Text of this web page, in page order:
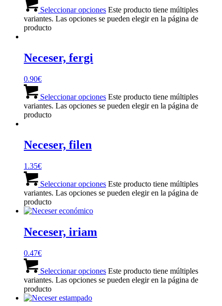
Seleccionar opciones Este producto tiene múltiples
variantes. Las opciones se pueden elegir en la página de
producto
Neceser, fergi
0.90€
Seleccionar opciones Este producto tiene múltiples
variantes. Las opciones se pueden elegir en la página de
producto
Neceser, filen
1.35€
Seleccionar opciones Este producto tiene múltiples
variantes. Las opciones se pueden elegir en la página de
producto
Neceser, iriam
0.47€
Seleccionar opciones Este producto tiene múltiples
variantes. Las opciones se pueden elegir en la página de
producto